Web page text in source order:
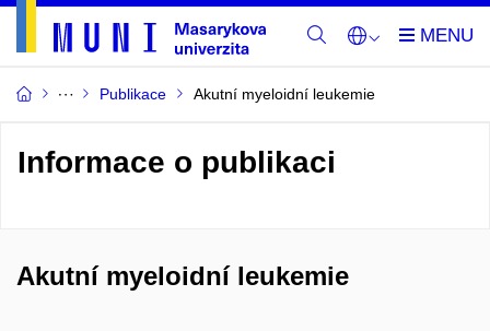
Publikace Akutní myeloidní leukemie
Informace o publikaci
Akutní myeloidní leukemie